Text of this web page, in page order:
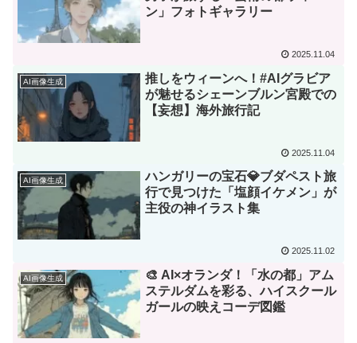
ン」フォトギャラリー
2025.11.04
AI画像生成
推しをウィーンへ！#AIグラビア
が魅せるシェーンブルン宮殿での
【妄想】海外旅行記
2025.11.04
AI画像生成
ハンガリーの宝石💎ブダペスト旅
行で見つけた「塩顔イケメン」が
主役の神イラスト集
2025.11.02
AI画像生成
🎨 AI×オランダ！「水の都」アム
ステルダムを彩る、ハイスクール
ガールの映えコーデ図鑑